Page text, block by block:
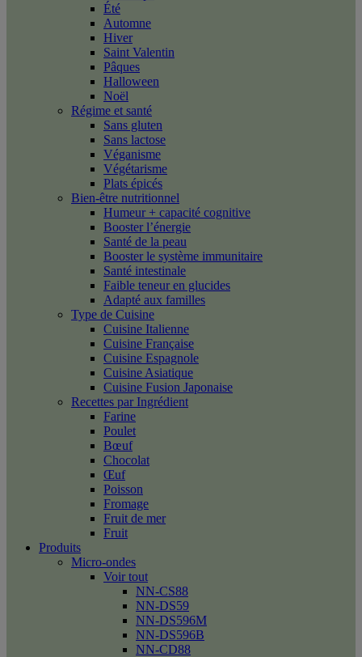
Été
Automne
Hiver
Saint Valentin
Pâques
Halloween
Noël
Régime et santé
Sans gluten
Sans lactose
Véganisme
Végétarisme
Plats épicés
Bien-être nutritionnel
Humeur + capacité cognitive
Booster l’énergie
Santé de la peau
Booster le système immunitaire
Santé intestinale
Faible teneur en glucides
Adapté aux familles
Type de Cuisine
Cuisine Italienne
Cuisine Française
Cuisine Espagnole
Cuisine Asiatique
Cuisine Fusion Japonaise
Recettes par Ingrédient
Farine
Poulet
Bœuf
Chocolat
Œuf
Poisson
Fromage
Fruit de mer
Fruit
Produits
Micro-ondes
Voir tout
NN-CS88
NN-DS59
NN-DS596M
NN-DS596B
NN-CD88